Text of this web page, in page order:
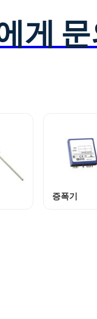
게
증폭기